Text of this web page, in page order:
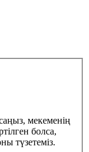
мекеменің
болса,
түзетеміз.